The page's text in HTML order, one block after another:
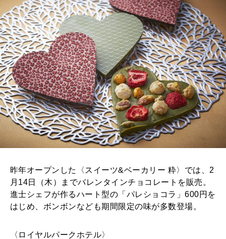
昨年オープンした〈スイーツ&ベーカリー 粋〉では、2
月14日（木）までバレンタインチョコレートを販売。
進士シェフが作るハート型の「パレショコラ」600円を
はじめ、ボンボンなども期間限定の味が多数登場。
〈ロイヤルパークホテル〉